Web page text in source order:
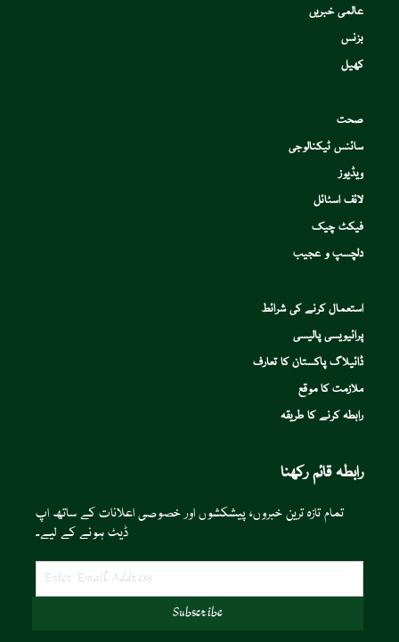
عالمی خبریں
بزنس
کھیل
صحت
سائنس ٹیکنالوجی
ویڈیوز
لائف اسٹائل
فیکٹ چیک
دلچسپ و عجیب
استعمال کرنے کی شرائط
پرائیویسی پالیسی
ڈائیلاگ پاکستان کا تعارف
ملازمت کا موقع
رابطہ کرنے کا طریقہ
رابطہ قائم رکھنا
تمام تازہ ترین خبروں، پیشکشوں اور خصوصی اعلانات کے ساتھ اپ
ڈیٹ ہونے کے لیے۔